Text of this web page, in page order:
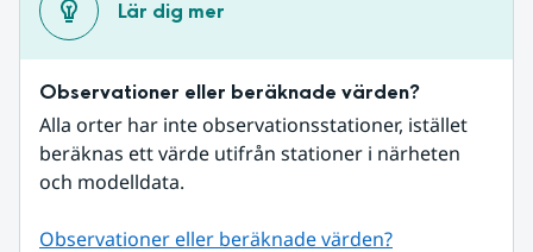
Lär dig mer
Observationer eller beräknade värden?
Alla orter har inte observationsstationer, istället
beräknas ett värde utifrån stationer i närheten
och modelldata.
Observationer eller beräknade värden?